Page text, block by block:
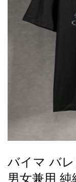
2026人気特集
バッグ
財布
時計
服
ズボン
衣装セット
靴
住まい用品
アクセサリー
ベルト
スカーフ
アイフォーンケ
小物
す
バイマ バ
男女兼用